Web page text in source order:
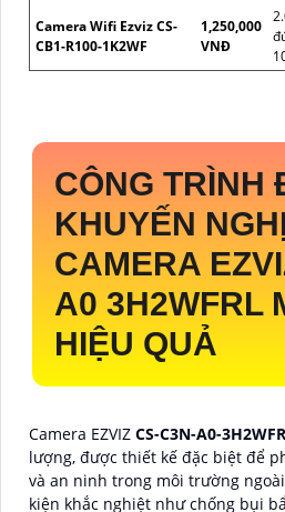
Camera Wifi Ezviz CS-
CB1-R100-1K2WF
1,250,000
VNĐ
CÔNG TRÌNH
KHUYẾN
CAMERA
A0 3H2WFRL
HIỆU QUẢ
Camera EZVIZ CS-C3N-A0-
lượng, được thiết kế đặc biệt để
và an ninh trong môi trường
kiện khắc nghiệt như chống bụi